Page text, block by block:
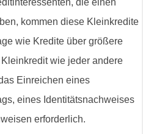
kommen diese Kleinkredite
wie Kredite über größere
wie jeder andere
Einreichen eines
eines Identitätsnachweises
erforderlich.